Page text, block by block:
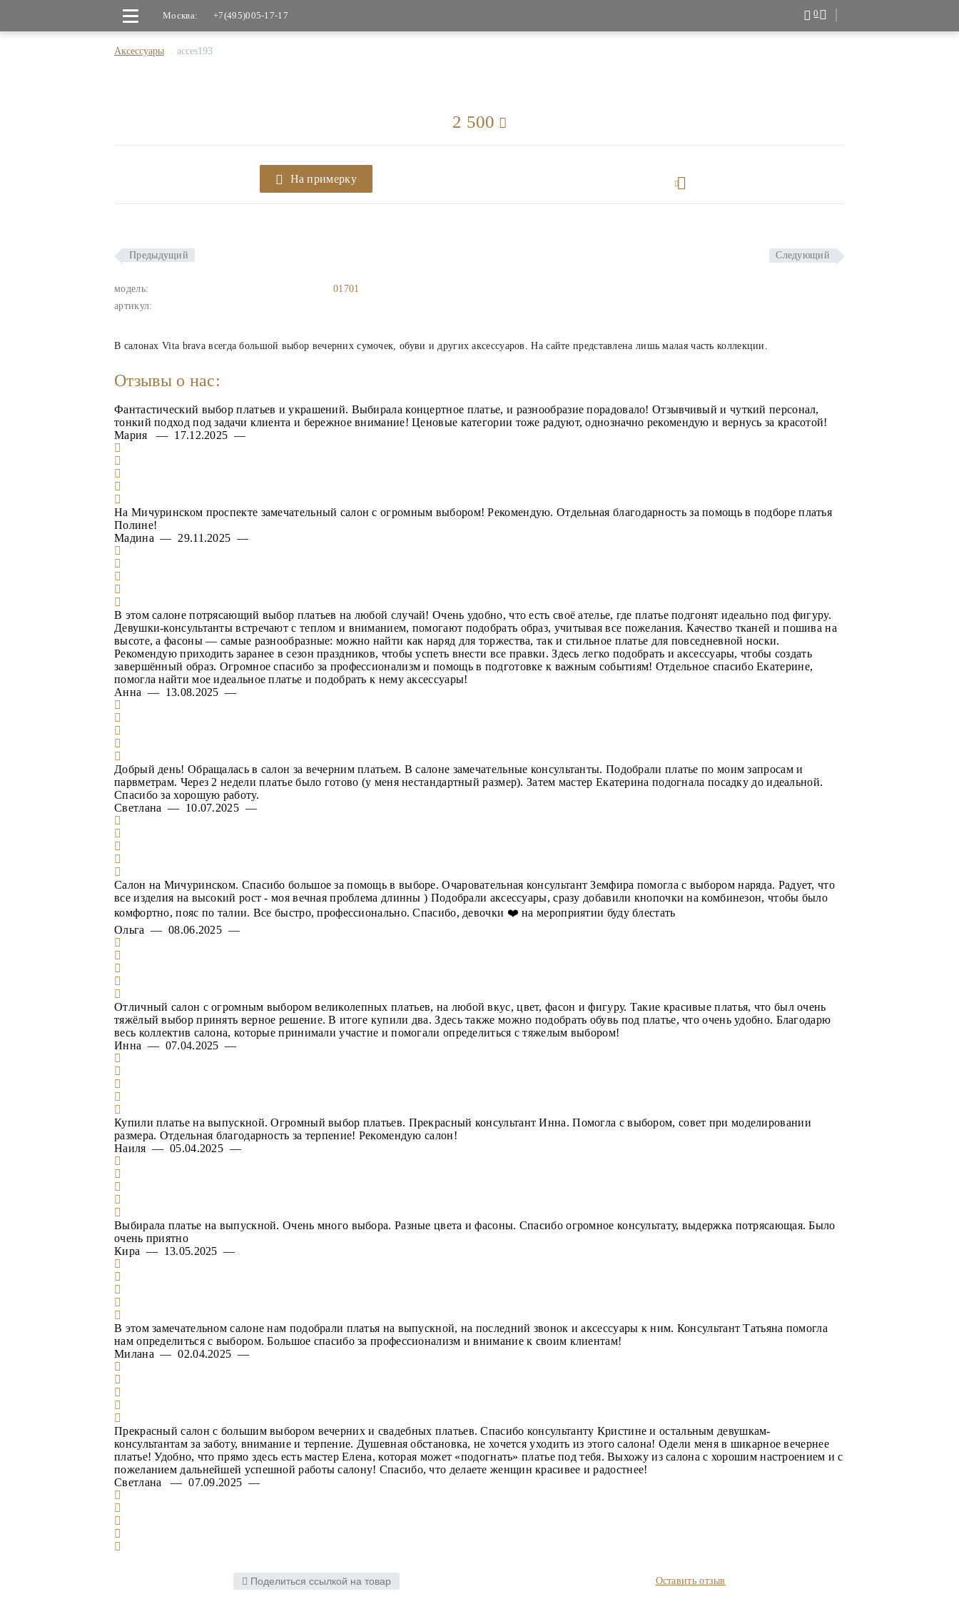
Москва: +7(495)005-17-17 0
Аксессуары acces193
2 500
На примерку
Предыдущий Следующий
модель:
01701
артикул:
В салонах Vita brava всегда большой выбор вечерних сумочек, обуви и других аксессуаров. На сайте представлена лишь малая часть коллекции.
Отзывы о нас:
Фантастический выбор платьев и украшений. Выбирала концертное платье, и разнообразие порадовало! Отзывчивый и чуткий персонал,
тонкий подход под задачи клиента и бережное внимание! Ценовые категории тоже радуют, однозначно рекомендую и вернусь за красотой!
Мария — 17.12.2025 —
На Мичуринском проспекте замечательный салон с огромным выбором! Рекомендую. Отдельная благодарность за помощь в подборе платья
Полине!
Мадина — 29.11.2025 —
В этом салоне потрясающий выбор платьев на любой случай! Очень удобно, что есть своё ателье, где платье подгонят идеально под фигуру.
Девушки-консультанты встречают с теплом и вниманием, помогают подобрать образ, учитывая все пожелания. Качество тканей и пошива на
высоте, а фасоны — самые разнообразные: можно найти как наряд для торжества, так и стильное платье для повседневной носки.
Рекомендую приходить заранее в сезон праздников, чтобы успеть внести все правки. Здесь легко подобрать и аксессуары, чтобы создать
завершённый образ. Огромное спасибо за профессионализм и помощь в подготовке к важным событиям! Отдельное спасибо Екатерине,
помогла найти мое идеальное платье и подобрать к нему аксессуары!
Анна — 13.08.2025 —
Добрый день! Обращалась в салон за вечерним платьем. В салоне замечательные консультанты. Подобрали платье по моим запросам и
парвметрам. Через 2 недели платье было готово (у меня нестандартный размер). Затем мастер Екатерина подогнала посадку до идеальной.
Спасибо за хорошую работу.
Светлана — 10.07.2025 —
Салон на Мичуринском. Спасибо большое за помощь в выборе. Очаровательная консультант Земфира помогла с выбором наряда. Радует, что
все изделия на высокий рост - моя вечная проблема длинны ) Подобрали аксессуары, сразу добавили кнопочки на комбинезон, чтобы было
комфортно, пояс по талии. Все быстро, профессионально. Спасибо, девочки ❤️ на мероприятии буду блестать
Ольга — 08.06.2025 —
Отличный салон с огромным выбором великолепных платьев, на любой вкус, цвет, фасон и фигуру. Такие красивые платья, что был очень
тяжёлый выбор принять верное решение. В итоге купили два. Здесь также можно подобрать обувь под платье, что очень удобно. Благодарю
весь коллектив салона, которые принимали участие и помогали определиться с тяжелым выбором!
Инна — 07.04.2025 —
Купили платье на выпускной. Огромный выбор платьев. Прекрасный консультант Инна. Помогла с выбором, совет при моделировании
размера. Отдельная благодарность за терпение! Рекомендую салон!
Наиля — 05.04.2025 —
Выбирала платье на выпускной. Очень много выбора. Разные цвета и фасоны. Спасибо огромное консультату, выдержка потрясающая. Было
очень приятно
Кира — 13.05.2025 —
В этом замечательном салоне нам подобрали платья на выпускной, на последний звонок и аксессуары к ним. Консультант Татьяна помогла
нам определиться с выбором. Большое спасибо за профессионализм и внимание к своим клиентам!
Милана — 02.04.2025 —
Прекрасный салон с большим выбором вечерних и свадебных платьев. Спасибо консультанту Кристине и остальным девушкам-
консультантам за заботу, внимание и терпение. Душевная обстановка, не хочется уходить из этого салона! Одели меня в шикарное вечернее
платье! Удобно, что прямо здесь есть мастер Елена, которая может «подогнать» платье под тебя. Выхожу из салона с хорошим настроением и с
пожеланием дальнейшей успешной работы салону! Спасибо, что делаете женщин красивее и радостнее!
Светлана — 07.09.2025 —
Поделиться ссылкой на товар Оставить отзыв